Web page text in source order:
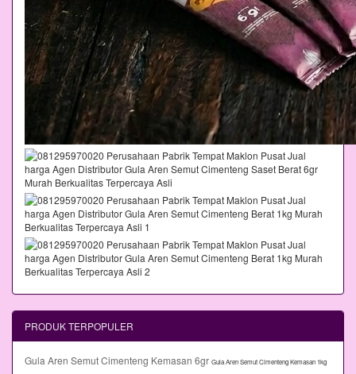
PRODUK TERPOPULER
Gula Aren Semut Cimenteng Kemasan 6gr Gula Aren Semut Cimenteng Kemasan 1kg